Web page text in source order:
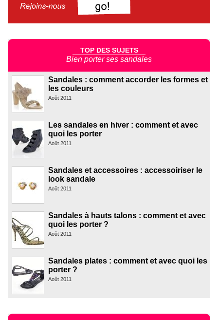
TOP DES SUJETS
Bien porter ses sandales
Sandales : comment accorder les formes et
les couleurs
Août 2011
Les sandales en hiver : comment et avec
quoi les porter
Août 2011
Sandales et accessoires : accessoiriser le
look sandale
Août 2011
Sandales à hauts talons : comment et avec
quoi les porter ?
Août 2011
Sandales plates : comment et avec quoi les
porter ?
Août 2011